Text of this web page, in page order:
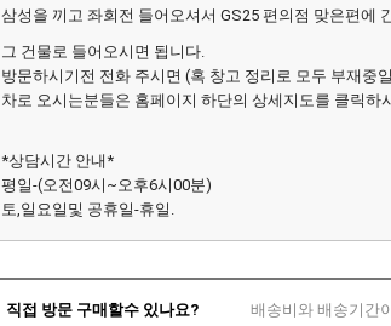
삼성을 끼고 좌회전 들어오셔서 GS25 편의점 맞은편에
그 건물로 들어오시면 됩니다.
방문하시기전 전화 주시면 (혹 창고 정리로 모두 부재중
차로 오시는분들은 홈페이지 하단의 상세지도를 클릭하
*상담시간 안내*
평일-(오전09시~오후6시00분)
토,일요일및 공휴일-휴일.
직접 방문 구매할수 있나요? 배송비와 배송기간